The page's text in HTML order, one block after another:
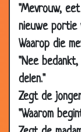
"Mevrouw,
nieuwe portie
Waarop die
"Nee
delen."
Zegt de
"Waarom
06
Mar
2010
06
2010
De
06
Mar